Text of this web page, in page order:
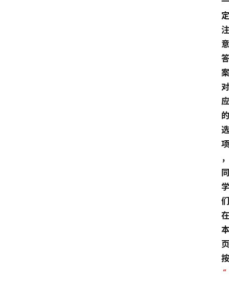
定
注
意
答
案
对
应
的
选
项
，
同
学
们
在
本
页
按
“